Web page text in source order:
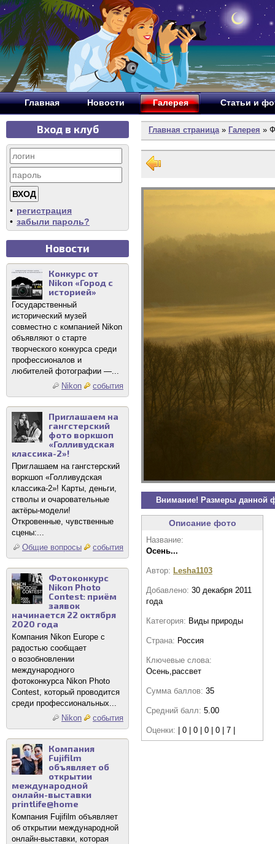
Главная Новости Галерея Статьи и
Вход в клуб
• регистрация
• забыли пароль?
Новости
Конкурс от
Nikon «Город с
историей»
Государственный
исторический музей
совместно с компанией Nikon
объявляют о старте
творческого конкурса среди
профессионалов и
любителей фотографии —...
Nikon
события
Приглашаем на
гангстерский
фото воркшоп
«Голливудская
классика-2»!
Приглашаем на гангстерский
воркшоп «Голливудская
классика-2»! Карты, деньги,
стволы и очаровательные
актёры-модели!
Откровенные, чувственные
сцены:...
Общие вопросы
события
Фотоконкурс
Nikon Photo
Contest: приём
заявок
начинается 22 октября
2020 года
Компания Nikon Europe с
радостью сообщает
о возобновлении
международного
фотоконкурса Nikon Photo
Contest, который проводится
среди профессиональных...
Nikon
события
Компания
Fujifilm
объявляет об
открытии
международной
онлайн-выставки
printlife@home
Компания Fujifilm объявляет
об открытии международной
онлайн-выставки, которая
Главная страница» Галерея »
Внимание! Размеры данной
Описание фото
Название:
Осень...
Автор: Lesha1103
Добавлено: 30 декабря 2011
года
Категория: Виды природы
Страна: Россия
Ключевые слова:
Осень,рассвет
Сумма баллов: 35
Средний балл: 5.00
Оценки: | 0 | 0 | 0 | 0 | 7 |